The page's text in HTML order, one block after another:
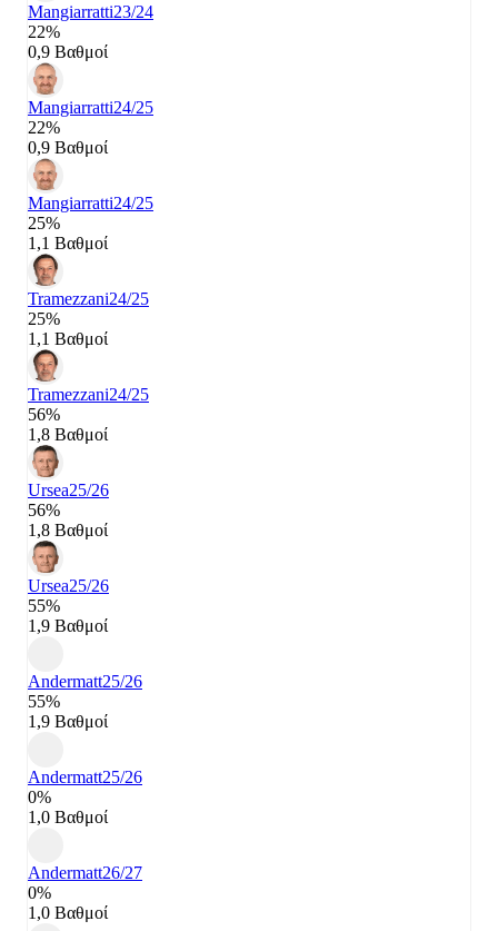
Mangiarratti23/24
22%
0,9 Βαθμοί
Mangiarratti24/25
22%
0,9 Βαθμοί
Mangiarratti24/25
25%
1,1 Βαθμοί
Tramezzani24/25
25%
1,1 Βαθμοί
Tramezzani24/25
56%
1,8 Βαθμοί
Ursea25/26
56%
1,8 Βαθμοί
Ursea25/26
55%
1,9 Βαθμοί
Andermatt25/26
55%
1,9 Βαθμοί
Andermatt25/26
0%
1,0 Βαθμοί
Andermatt26/27
0%
1,0 Βαθμοί